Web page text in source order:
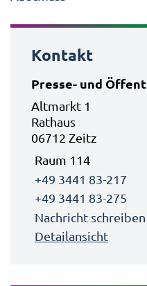
Kontakt
Presse- und
Altmarkt 1
Rathaus
06712 Zeitz
Raum 114
+49 3441 83-217
+49 3441 83-275
Nachricht schreiben
Detailansicht